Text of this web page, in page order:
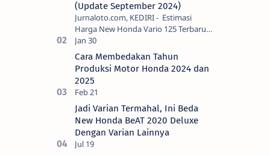
(Update September 2024)
Jurnaloto.com, KEDIRI - Estimasi
Harga New Honda Vario 125 Terbaru
OTR Kediri Raya (Update September
2024) Brosis sekalian, PT Astra Honda
Motor (AH…
Cara Membedakan Tahun
Produksi Motor Honda 2024 dan
2025
Jadi Varian Termahal, Ini Beda
New Honda BeAT 2020 Deluxe
Dengan Varian Lainnya